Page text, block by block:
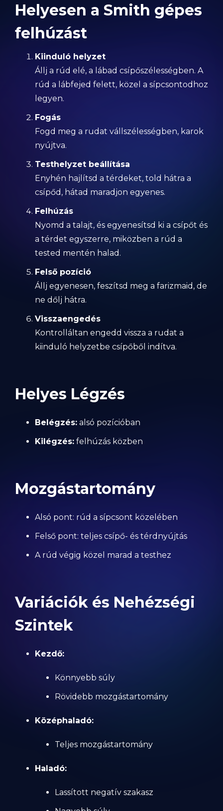
Helyesen a Smith gépes
felhúzást
Kiinduló helyzet
Állj a rúd elé, a lábad csípőszélességben. A
rúd a lábfejed felett, közel a sípcsontodhoz
legyen.
Fogás
Fogd meg a rudat vállszélességben, karok
nyújtva.
Testhelyzet beállítása
Enyhén hajlítsd a térdeket, told hátra a
csípőd, hátad maradjon egyenes.
Felhúzás
Nyomd a talajt, és egyenesítsd ki a csípőt és
a térdet egyszerre, miközben a rúd a
tested mentén halad.
Felső pozíció
Állj egyenesen, feszítsd meg a farizmaid, de
ne dőlj hátra.
Visszaengedés
Kontrolláltan engedd vissza a rudat a
kiinduló helyzetbe csípőből indítva.
Helyes Légzés
Belégzés: alsó pozícióban
Kilégzés: felhúzás közben
Mozgástartomány
Alsó pont: rúd a sípcsont közelében
Felső pont: teljes csípő- és térdnyújtás
A rúd végig közel marad a testhez
Variációk és Nehézségi
Szintek
Kezdő:
Könnyebb súly
Rövidebb mozgástartomány
Középhaladó:
Teljes mozgástartomány
Haladó:
Lassított negatív szakasz